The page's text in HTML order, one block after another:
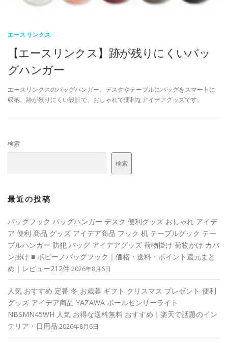
エースリンクス
【エースリンクス】跡が残りにくいバッ
グハンガー
エースリンクスのバッグハンガー。デスクやテーブルにバッグをスマートに
収納。跡が残りにくい設計で、おしゃれで便利なアイデアグッズです。
検索
検索
最近の投稿
バッグフック バッグハンガー デスク 便利グッズ おしゃれ アイデ
ア 便利 商品 グッズ アイデア商品 フック 机 テーブルグック テー
ブルハンガー 防犯 バッグ アイデアグッズ 荷物掛け 荷物かけ カバ
ン掛け ■ ボビーノバッグフック｜価格・送料・ポイント還元まと
め｜レビュー212件2026年8月6日
人気 おすすめ 定番 冬 お歳暮 ギフト クリスマス プレゼント 便利
グッズ アイデア商品 YAZAWA ボールセンサーライト
NBSMN45WH 人気 お得な送料無料 おすすめ｜楽天で話題のイン
テリア・日用品 2026年8月6日